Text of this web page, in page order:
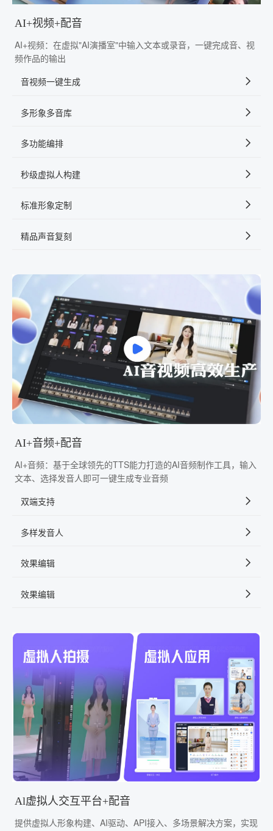
AI+视频+配音
AI+视频：在虚拟"AI演播室"中输入文本或录音，一键完成音、视
频作品的输出
音视频一键生成
多形象多音库
多功能编排
秒级虚拟人构建
标准形象定制
精品声音复刻
AI+音频+配音
AI+音频：基于全球领先的TTS能力打造的AI音频制作工具，输入
文本、选择发音人即可一键生成专业音频
双端支持
多样发音人
效果编辑
效果编辑
Al虚拟人交互平台+配音
提供虚拟人形象构建、AI驱动、API接入、多场景解决方案，实现